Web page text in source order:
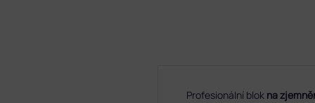
Profesionální blok na